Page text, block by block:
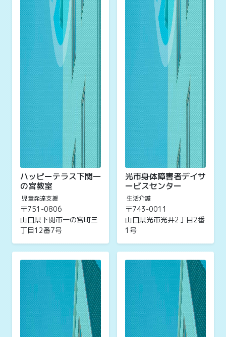
ハッピーテラス下関一
の宮教室
児童発達支援
〒751-0806
山口県下関市一の宮町三
丁目12番7号
光市身体障害者デイサ
ービスセンター
生活介護
〒743-0011
山口県光市光井2丁目2番
1号